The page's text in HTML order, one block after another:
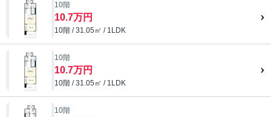
10階
10.7万円
10階 / 31.05㎡ / 1LDK
10階
10.7万円
10階 / 31.05㎡ / 1LDK
10階